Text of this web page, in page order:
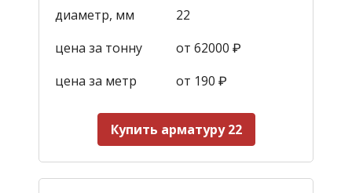
диаметр, мм
22
цена за тонну
от 62000 ₽
цена за метр
от 190 ₽
Купить арматуру 22